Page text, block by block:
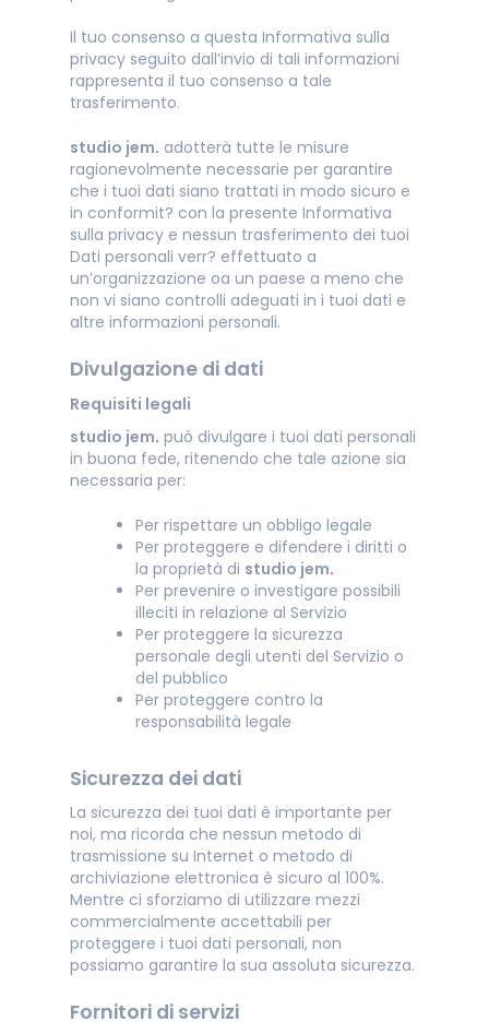
Il tuo consenso a questa Informativa sulla
privacy seguito dall’invio di tali informazioni
rappresenta il tuo consenso a tale
trasferimento.
studio jem. adotterà tutte le misure
ragionevolmente necessarie per garantire
che i tuoi dati siano trattati in modo sicuro e
in conformit? con la presente Informativa
sulla privacy e nessun trasferimento dei tuoi
Dati personali verr? effettuato a
un’organizzazione oa un paese a meno che
non vi siano controlli adeguati in i tuoi dati e
altre informazioni personali.
Divulgazione di dati
Requisiti legali
studio jem. può divulgare i tuoi dati personali
in buona fede, ritenendo che tale azione sia
necessaria per:
Per rispettare un obbligo legale
Per proteggere e difendere i diritti o
la proprietà di studio jem.
Per prevenire o investigare possibili
illeciti in relazione al Servizio
Per proteggere la sicurezza
personale degli utenti del Servizio o
del pubblico
Per proteggere contro la
responsabilità legale
Sicurezza dei dati
La sicurezza dei tuoi dati è importante per
noi, ma ricorda che nessun metodo di
trasmissione su Internet o metodo di
archiviazione elettronica è sicuro al 100%.
Mentre ci sforziamo di utilizzare mezzi
commercialmente accettabili per
proteggere i tuoi dati personali, non
possiamo garantire la sua assoluta sicurezza.
Fornitori di servizi